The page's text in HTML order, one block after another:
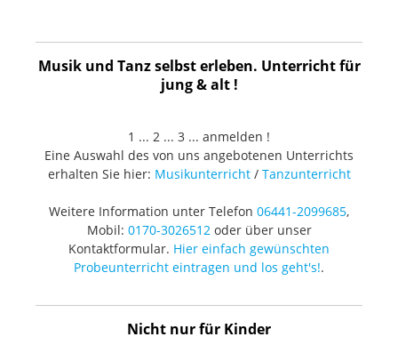
Musik und Tanz selbst erleben. Unterricht für
jung & alt !
1 ... 2 ... 3 ... anmelden !
Eine Auswahl des von uns angebotenen Unterrichts
erhalten Sie hier: Musikunterricht/ Tanzunterricht
Weitere Information unter Telefon 06441-2099685,
Mobil: 0170-3026512oder über unser
Kontaktformular. Hier einfach gewünschten
Probeunterricht eintragen und los geht's!.
Nicht nur für Kinder